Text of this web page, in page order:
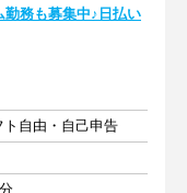
務も募集中♪日払い
自由・自己申告